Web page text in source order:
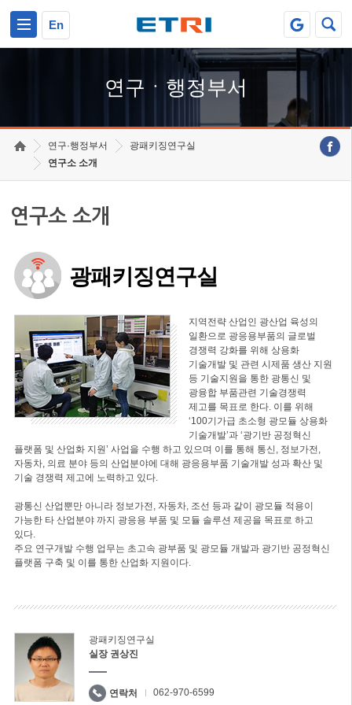
En
연구ㆍ행정부서
연구·행정부서
광패키징연구실
연구소 소개
연구소 소개
광패키징연구실
지역전략 산업인 광산업 육성의
일환으로 광응용부품의 글로벌
경쟁력 강화를 위해 상용화
기술개발 및 관련 시제품 생산 지원
등 기술지원을 통한 광통신 및
광융합 부품관련 기술경쟁력
제고를 목표로 한다. 이를 위해
‘100기가급 초소형 광모듈 상용화
기술개발’과 ‘광기반 공정혁신
플랫폼 및 산업화 지원’ 사업을 수행 하고 있으며 이를 통해 통신, 정보가전,
자동차, 의료 분야 등의 산업분야에 대해 광응용부품 기술개발 성과 확산 및
기술 경쟁력 제고에 노력하고 있다.
광통신 산업뿐만 아니라 정보가전, 자동차, 조선 등과 같이 광모듈 적용이
가능한 타 산업분야 까지 광응용 부품 및 모듈 솔루션 제공을 목표로 하고
있다.
주요 연구개발 수행 업무는 초고속 광부품 및 광모듈 개발과 광기반 공정혁신
플랫폼 구축 및 이를 통한 산업화 지원이다.
광패키징연구실
실장 권상진
연락처 062-970-6599